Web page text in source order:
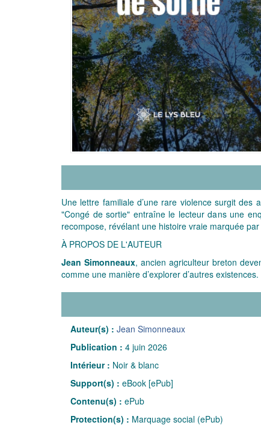
Une lettre familiale d’une rare violence surgit
"Congé de sortie" entraîne le lecteur dans une
recompose, révélant une histoire vraie marquée
À PROPOS DE L'AUTEUR
Jean Simonneaux, ancien agriculteur breton
comme une manière
Auteur(s) : Jean Simonneaux
Publication : 4 juin 2026
Intérieur : Noir & blanc
Support(s) : eBook [ePub]
Contenu(s) : ePub
Protection(s) : Marquage social (ePub)